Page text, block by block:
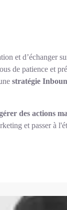
et d’échanger
de patience et
stratégie
des actions
et passer à